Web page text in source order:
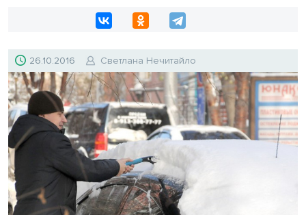
26.10.2016 Светлана Нечитайло